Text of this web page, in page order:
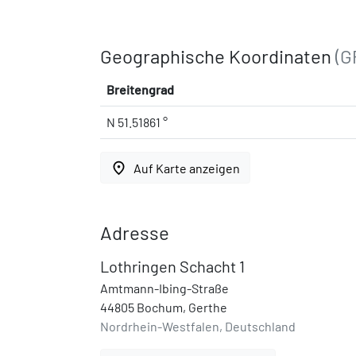
Geographische Koordinaten
Breitengrad
N 51.51861 °
place Auf Karte anzeigen
Adresse
Lothringen Schacht 1
Amtmann-Ibing-Straße
44805 Bochum, Gerthe
Nordrhein-Westfalen, Deutschland